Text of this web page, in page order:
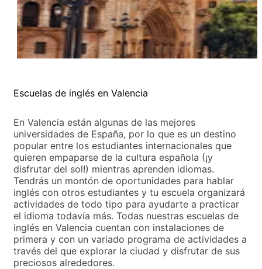
Escuelas de inglés en Valencia
En Valencia están algunas de las mejores
universidades de España, por lo que es un destino
popular entre los estudiantes internacionales que
quieren empaparse de la cultura española (¡y
disfrutar del sol!) mientras aprenden idiomas.
Tendrás un montón de oportunidades para hablar
inglés con otros estudiantes y tu escuela organizará
actividades de todo tipo para ayudarte a practicar
el idioma todavía más. Todas nuestras escuelas de
inglés en Valencia cuentan con instalaciones de
primera y con un variado programa de actividades a
través del que explorar la ciudad y disfrutar de sus
preciosos alrededores.